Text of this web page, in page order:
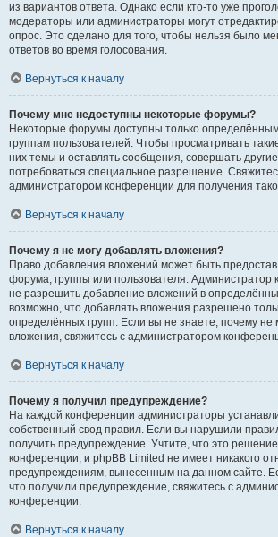
из вариантов ответа. Однако если кто-то уже
модераторы или администраторы могут
опрос. Это сделано для того, чтобы нельзя было
ответов во время голосования.
Вернуться к началу
Почему мне недоступны некоторые форумы?
Некоторые форумы доступны только
группам пользователей. Чтобы просматривать
них темы и оставлять сообщения, совершать
потребоваться специальное разрешение.
администратором конференции для получения
Вернуться к началу
Почему я не могу добавлять вложения?
Право добавления вложений может быть
форума, группы или пользователя.
не разрешить добавление вложений в
возможно, что добавлять вложения разрешено
определённых групп. Если вы не знаете, почему не
вложения, свяжитесь с администратором
Вернуться к началу
Почему я получил предупреждение?
На каждой конференции администраторы
собственный свод правил. Если вы нарушили
получить предупреждение. Учтите, что это
конференции, и phpBB Limited не имеет никакого
предупреждениям, вынесенным на данном сайте.
что получили предупреждение, свяжитесь с
конференции.
Вернуться к началу